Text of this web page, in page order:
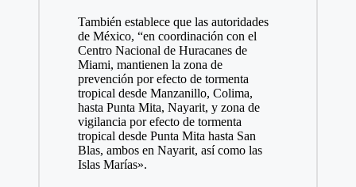
También establece que las autoridades
de México, “en coordinación con el
Centro Nacional de Huracanes de
Miami, mantienen la zona de
prevención por efecto de tormenta
tropical desde Manzanillo, Colima,
hasta Punta Mita, Nayarit, y zona de
vigilancia por efecto de tormenta
tropical desde Punta Mita hasta San
Blas, ambos en Nayarit, así como las
Islas Marías».